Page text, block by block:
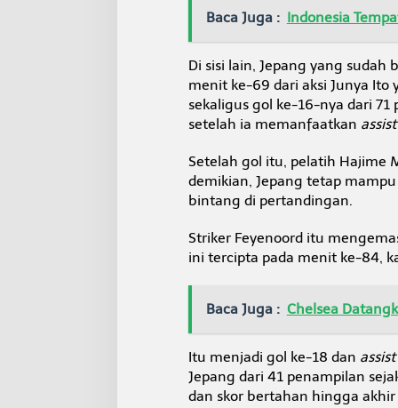
Baca Juga : Indonesia
Di sisi lain, Jepang yang
menit ke-69 dari aksi Junya Ito
sekaligus gol ke-16-nya dari 71
setelah ia memanfaatkan assist
Setelah gol itu, pelatih Hajime
demikian, Jepang tetap
bintang di pertandingan.
Striker Feyenoord itu
ini tercipta pada menit ke-84,
Baca Juga : Chelsea
Itu menjadi gol ke-18 dan assist
Jepang dari 41 penampilan
dan skor bertahan hingga